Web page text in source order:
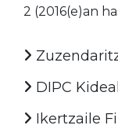
2 (2016(e)an
DIPC
Ikertzaile